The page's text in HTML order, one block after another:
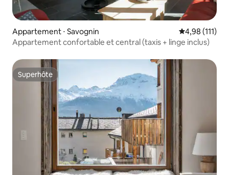
Appartement ⋅ Savognin Évaluation
4,98 (111)
Appartement confortable et central (taxis + linge inclus)
Superhôte
Superhôte